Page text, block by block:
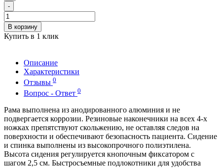
-
В корзину
Купить в 1 клик
Описание
Характеристики
Отзывы 0
Вопрос - Ответ 0
Рама выполнена из анодированного алюминия и не
подвергается коррозии. Резиновые наконечники на всех 4-х
ножках препятствуют скольжению, не оставляя следов на
поверхности и обеспечивают безопасность пациента. Сидение
и спинка выполнены из высокопрочного полиэтилена.
Высота сидения регулируется кнопочным фиксатором с
шагом 2,5 см. Быстросъемные подлокотники для удобства